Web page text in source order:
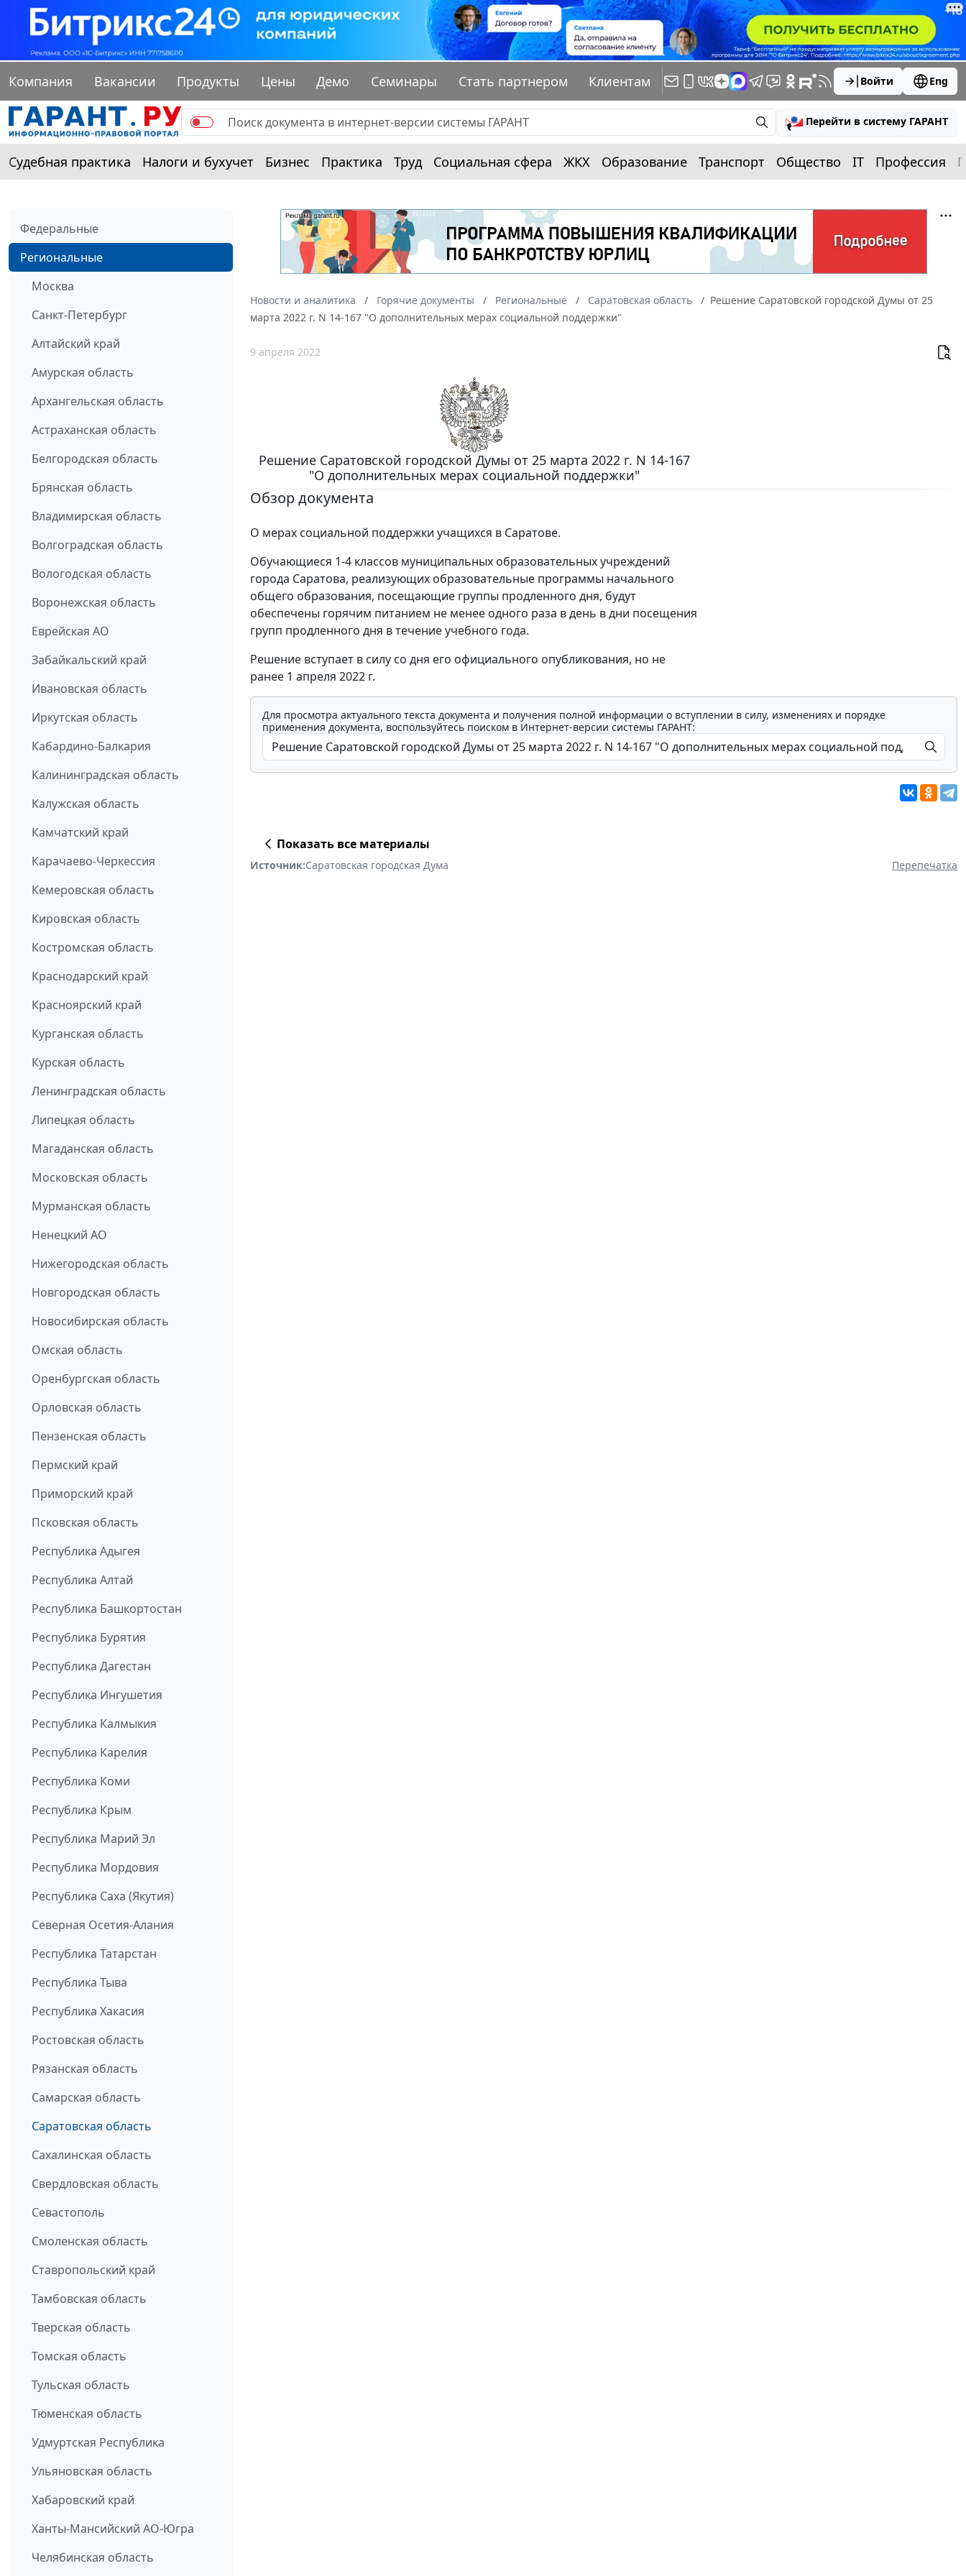
Компания Вакансии Продукты Цены Демо Семинары Стать партнером Клиентам Войти Eng
Перейти в систему ГАРАНТ
Судебная практика Налоги и бухучет Бизнес Практика Труд Социальная сфера ЖКХ Образование Транспорт Общество IT Профессия
Федеральные
Региональные
Москва
Санкт-Петербург
Алтайский край
Амурская область
Архангельская область
Астраханская область
Белгородская область
Брянская область
Владимирская область
Волгоградская область
Вологодская область
Воронежская область
Еврейская АО
Забайкальский край
Ивановская область
Иркутская область
Кабардино-Балкария
Калининградская область
Калужская область
Камчатский край
Карачаево-Черкессия
Кемеровская область
Кировская область
Костромская область
Краснодарский край
Красноярский край
Курганская область
Курская область
Ленинградская область
Липецкая область
Магаданская область
Московская область
Мурманская область
Ненецкий АО
Нижегородская область
Новгородская область
Новосибирская область
Омская область
Оренбургская область
Орловская область
Пензенская область
Пермский край
Приморский край
Псковская область
Республика Адыгея
Республика Алтай
Республика Башкортостан
Республика Бурятия
Республика Дагестан
Республика Ингушетия
Республика Калмыкия
Республика Карелия
Республика Коми
Республика Крым
Республика Марий Эл
Республика Мордовия
Республика Саха (Якутия)
Северная Осетия-Алания
Республика Татарстан
Республика Тыва
Республика Хакасия
Ростовская область
Рязанская область
Самарская область
Саратовская область
Сахалинская область
Свердловская область
Севастополь
Смоленская область
Ставропольский край
Тамбовская область
Тверская область
Томская область
Тульская область
Тюменская область
Удмуртская Республика
Ульяновская область
Хабаровский край
Ханты-Мансийский АО-Югра
Челябинская область
Новости и аналитика Горячие документы Региональные Саратовская область
Решение Саратовской городской Думы от 25
марта 2022 г. N 14-167 "О дополнительных мерах социальной поддержки"
9 апреля 2022
Решение Саратовской городской Думы от 25 марта 2022 г. N 14-167
"О дополнительных мерах социальной поддержки"
Обзор документа
О мерах социальной поддержки учащихся в Саратове.
Обучающиеся 1-4 классов муниципальных образовательных учреждений
города Саратова, реализующих образовательные программы начального
общего образования, посещающие группы продленного дня, будут
обеспечены горячим питанием не менее одного раза в день в дни посещения
групп продленного дня в течение учебного года.
Решение вступает в силу со дня его официального опубликования, но не
ранее 1 апреля 2022 г.
Для просмотра актуального текста документа и получения полной информации о вступлении в силу, изменениях и порядке
применения документа, воспользуйтесь поиском в Интернет-версии системы ГАРАНТ:
Показать все материалы
Источник:Саратовская городская Дума Перепечатка